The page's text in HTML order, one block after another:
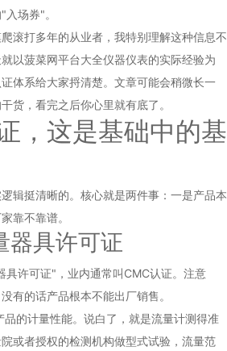
场券"。
滚打多年的从业者，我特别理解这种信息不
以菠菜网平台大全仪器仪表的实际经验为
体系给大家捋清楚。文章可能会稍微长一
货，看完之后你心里就有底了。
，这是基础中的基
辑挺清晰的。核心就是两件事：一是产品本
靠不靠谱。
器具许可证
具许可证"，业内通常叫CMC认证。注意
有的话产品根本不能出厂销售。
的计量性能。说白了，就是流量计测得准
或者授权的检测机构做型式试验，流量范